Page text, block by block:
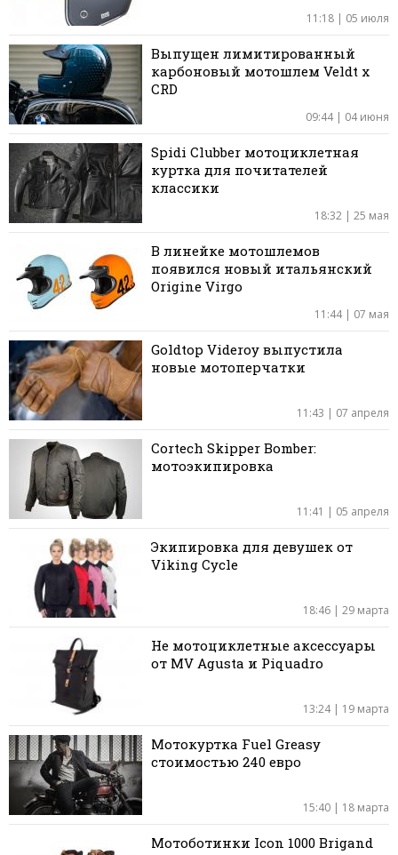
11:18 | 05 июля
Выпущен лимитированный
карбоновый мотошлем Veldt x
CRD
09:44 | 04 июня
Spidi Clubber мотоциклетная
куртка для почитателей
классики
18:32 | 25 мая
В линейке мотошлемов
появился новый итальянский
Origine Virgo
11:44 | 07 мая
Goldtop Videroy выпустила
новые мотоперчатки
11:43 | 07 апреля
Cortech Skipper Bomber:
мотоэкипировка
11:41 | 05 апреля
Экипировка для девушек от
Viking Cycle
18:46 | 29 марта
Не мотоциклетные аксессуары
от MV Agusta и Piquadro
13:24 | 19 марта
Мотокуртка Fuel Greasy
стоимостью 240 евро
15:40 | 18 марта
Мотоботинки Icon 1000 Brigand